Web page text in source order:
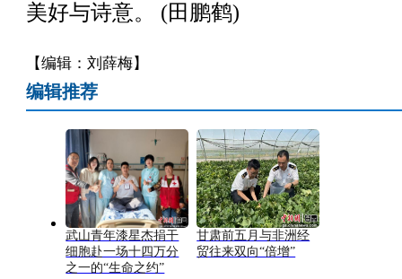
美好与诗意。 (田鹏鹤)
【编辑：刘薛梅】
编辑推荐
武山青年漆星杰捐干
细胞赴一场十四万分
之一的“生命之约”
甘肃前五月与非洲经
贸往来双向“倍增”